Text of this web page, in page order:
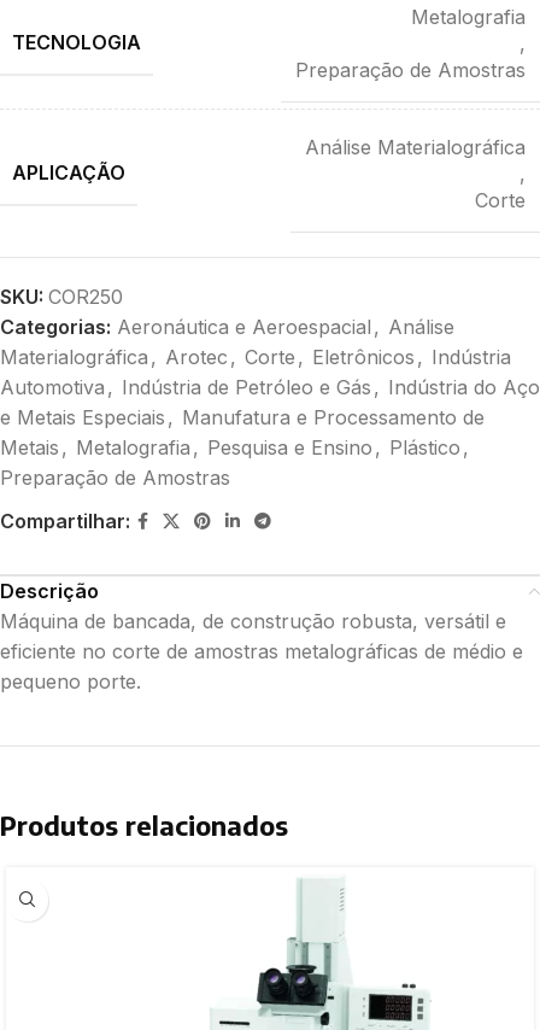
TECNOLOGIA
Metalografia
,
Preparação de Amostras
APLICAÇÃO
Análise Materialográfica
,
Corte
SKU: COR250
Categorias: Aeronáutica e Aeroespacial , Análise
Materialográfica , Arotec , Corte , Eletrônicos , Indústria
Automotiva , Indústria de Petróleo e Gás , Indústria do Aço
e Metais Especiais , Manufatura e Processamento de
Metais , Metalografia , Pesquisa e Ensino , Plástico ,
Preparação de Amostras
Compartilhar:
Descrição
Máquina de bancada, de construção robusta, versátil e
eficiente no corte de amostras metalográficas de médio e
pequeno porte.
Produtos relacionados